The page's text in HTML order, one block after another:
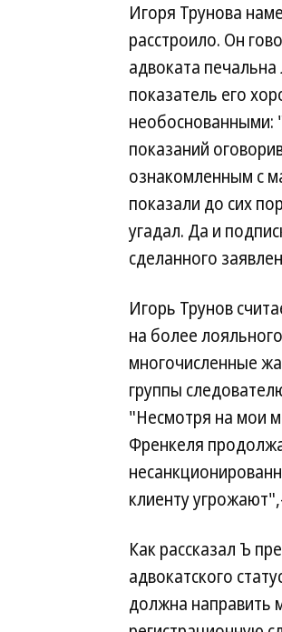
Игоря Трунова
расстроило. Он
адвоката
показатель его
необоснованными:
показаний
ознакомленным с
показали до сих
угадал. Да и
сделанного
Игорь Трунов
на более
многочисленные
группы
"Несмотря на мои
Френкеля
клиенту
Как рассказал Ъ
адвокатского
должна направить